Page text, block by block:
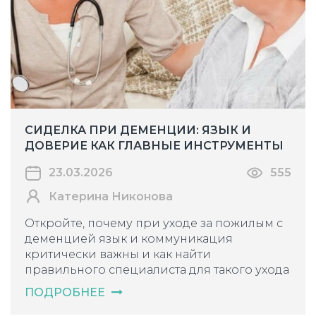
СИДЕЛКА ПРИ ДЕМЕНЦИИ: ЯЗЫК И
ДОВЕРИЕ КАК ГЛАВНЫЕ ИНСТРУМЕНТЫ
23.03.2026
555
Катерина Никонова
Откройте, почему при уходе за пожилым с
деменцией язык и коммуникация
критически важны и как найти
правильного специалиста для такого ухода
ПОДРОБНЕЕ